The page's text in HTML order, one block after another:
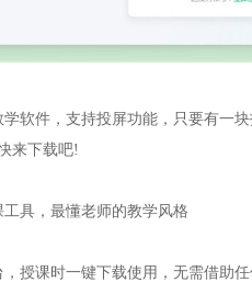
软件，支持投屏功能，只要有一
来下载吧!
具，最懂老师的教学风格
授课时一键下载使用，无需借助